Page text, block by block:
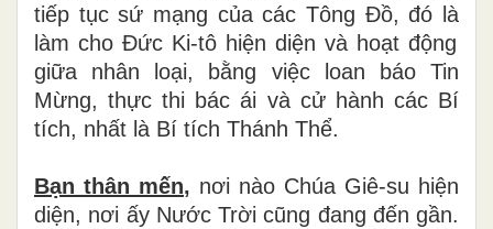
tiếp tục sứ mạng của các Tông Đồ,đó là
làm cho Đức Ki-tô hiện diện và hoạt động
giữa nhân loại, bằng việc loan báo Tin
Mừng, thực thi bácái vàcửhành các Bí
tích, nhất là Bí tích Thánh Thể.
Bạn thân mến, nơi nào Chúa Giê-su hiện
diện, nơi ấy Nước Trời cũng đang đến gần.